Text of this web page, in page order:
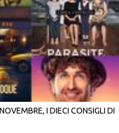
I DIECI CONSIGLI DI